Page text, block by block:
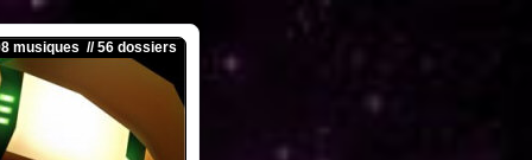
musiques // 56 dossiers